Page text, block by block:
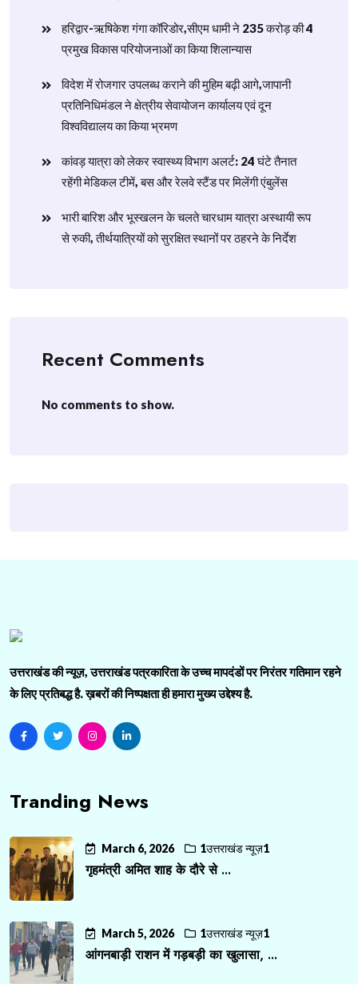
हरिद्वार-ऋषिकेश गंगा कॉरिडोर,सीएम धामी ने 235 करोड़ की 4
प्रमुख विकास परियोजनाओं का किया शिलान्यास
विदेश में रोजगार उपलब्ध कराने की मुहिम बढ़ी आगे,जापानी
प्रतिनिधिमंडल ने क्षेत्रीय सेवायोजन कार्यालय एवं दून
विश्वविद्यालय का किया भ्रमण
​कांवड़ यात्रा को लेकर स्वास्थ्य विभाग अलर्ट: 24 घंटे तैनात
रहेंगी मेडिकल टीमें, बस और रेलवे स्टैंड पर मिलेंगी एंबुलेंस
​भारी बारिश और भूस्खलन के चलते चारधाम यात्रा अस्थायी रूप
से रुकी, तीर्थयात्रियों को सुरक्षित स्थानों पर ठहरने के निर्देश
Recent Comments
No comments to show.
उत्तराखंड की न्यूज़, उत्तराखंड पत्रकारिता के उच्च मापदंडों पर निरंतर गतिमान रहने
के लिए प्रतिबद्ध है. ख़बरों की निष्पक्षता ही हमारा मुख्य उद्देश्य है.
Tranding News
March 6, 2026 1उत्तराखंड न्यूज़1
गृहमंत्री अमित शाह के दौरे से ...
March 5, 2026 1उत्तराखंड न्यूज़1
आंगनबाड़ी राशन में गड़बड़ी का खुलासा, ...